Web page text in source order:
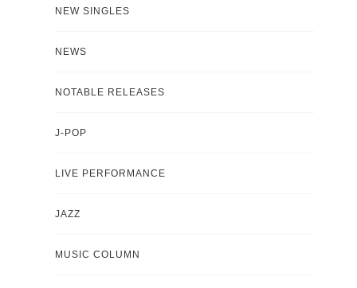
NEW SINGLES
NEWS
NOTABLE RELEASES
J-POP
LIVE PERFORMANCE
JAZZ
MUSIC COLUMN